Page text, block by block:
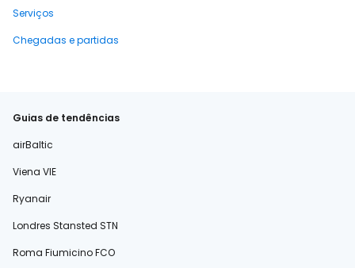
Serviços
Chegadas e partidas
Guias de tendências
airBaltic
Viena VIE
Ryanair
Londres Stansted STN
Roma Fiumicino FCO